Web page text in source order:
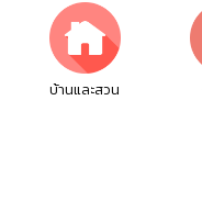
บ้านและสวน